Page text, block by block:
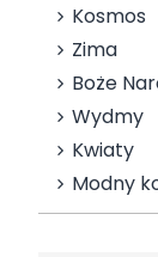
Kosmos
Zima
Boże
Wydmy
Kwiaty
Modny